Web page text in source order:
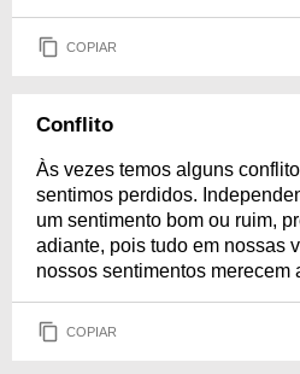
COPIAR
Conflito
Às vezes temos alguns
sentimos perdidos.
um sentimento bom ou ruim,
adiante, pois tudo em nossas
nossos sentimentos merecem
COPIAR